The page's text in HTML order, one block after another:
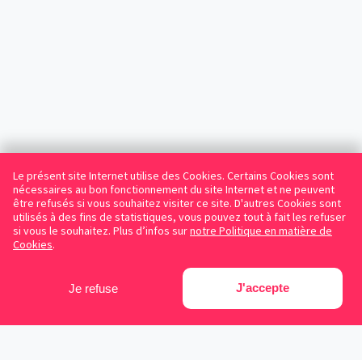
Le présent site Internet utilise des Cookies. Certains Cookies sont
nécessaires au bon fonctionnement du site Internet et ne peuvent
être refusés si vous souhaitez visiter ce site. D'autres Cookies sont
utilisés à des fins de statistiques, vous pouvez tout à fait les refuser
si vous le souhaitez. Plus d’infos surnotre Politique en matière de
Cookies.
Je refuse J'accepte